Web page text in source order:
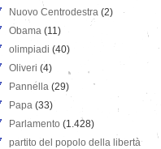
Nuovo Centrodestra (2)
Obama (11)
olimpiadi (40)
Oliveri (4)
Pannella (29)
Papa (33)
Parlamento (1.428)
partito del popolo della libertà